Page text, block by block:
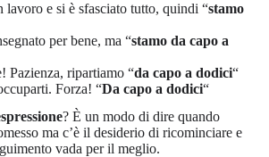
lavoro e si è sfasciato tutto, quindi “stamo
per bene, ma “stamo da capo a
Pazienza, ripartiamo “da capo a dodici“
Forza! “Da capo a dodici“
? È un modo di dire quando
ma c’è il desiderio di ricominciare e
vada per il meglio.